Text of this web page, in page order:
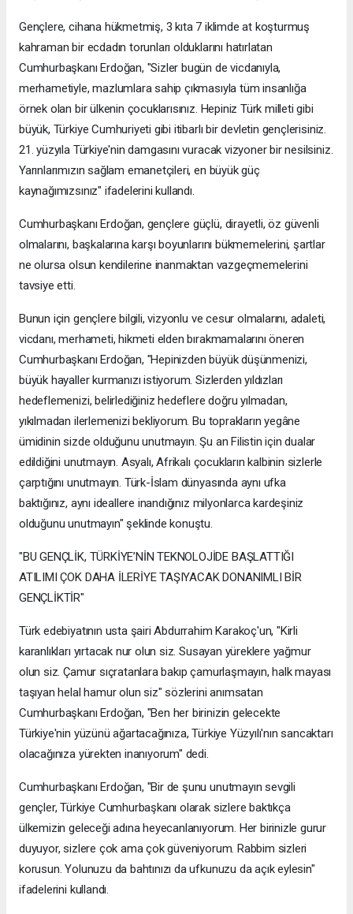
Gençlere, cihana hükmetmiş, 3 kıta 7 iklimde at koşturmuş
kahraman bir ecdadın torunları olduklarını hatırlatan
Cumhurbaşkanı Erdoğan, "Sizler bugün de vicdanıyla,
merhametiyle, mazlumlara sahip çıkmasıyla tüm insanlığa
örnek olan bir ülkenin çocuklarısınız. Hepiniz Türk milleti gibi
büyük, Türkiye Cumhuriyeti gibi itibarlı bir devletin gençlerisiniz.
21. yüzyıla Türkiye'nin damgasını vuracak vizyoner bir nesilsiniz.
Yarınlarımızın sağlam emanetçileri, en büyük güç
kaynağımızsınız" ifadelerini kullandı.
Cumhurbaşkanı Erdoğan, gençlere güçlü, dirayetli, öz güvenli
olmalarını, başkalarına karşı boyunlarını bükmemelerini, şartlar
ne olursa olsun kendilerine inanmaktan vazgeçmemelerini
tavsiye etti.
Bunun için gençlere bilgili, vizyonlu ve cesur olmalarını, adaleti,
vicdanı, merhameti, hikmeti elden bırakmamalarını öneren
Cumhurbaşkanı Erdoğan, "Hepinizden büyük düşünmenizi,
büyük hayaller kurmanızı istiyorum. Sizlerden yıldızları
hedeflemenizi, belirlediğiniz hedeflere doğru yılmadan,
yıkılmadan ilerlemenizi bekliyorum. Bu toprakların yegâne
ümidinin sizde olduğunu unutmayın. Şu an Filistin için dualar
edildiğini unutmayın. Asyalı, Afrikalı çocukların kalbinin sizlerle
çarptığını unutmayın. Türk-İslam dünyasında aynı ufka
baktığınız, aynı ideallere inandığınız milyonlarca kardeşiniz
olduğunu unutmayın" şeklinde konuştu.
"BU GENÇLİK, TÜRKİYE’NİN TEKNOLOJİDE BAŞLATTIĞI
ATILIMI ÇOK DAHA İLERİYE TAŞIYACAK DONANIMLI BİR
GENÇLİKTİR"
Türk edebiyatının usta şairi Abdurrahim Karakoç'un, "Kirli
karanlıkları yırtacak nur olun siz. Susayan yüreklere yağmur
olun siz. Çamur sıçratanlara bakıp çamurlaşmayın, halk mayası
taşıyan helal hamur olun siz" sözlerini anımsatan
Cumhurbaşkanı Erdoğan, "Ben her birinizin gelecekte
Türkiye'nin yüzünü ağartacağınıza, Türkiye Yüzyılı'nın sancaktarı
olacağınıza yürekten inanıyorum" dedi.
Cumhurbaşkanı Erdoğan, "Bir de şunu unutmayın sevgili
gençler, Türkiye Cumhurbaşkanı olarak sizlere baktıkça
ülkemizin geleceği adına heyecanlanıyorum. Her birinizle gurur
duyuyor, sizlere çok ama çok güveniyorum. Rabbim sizleri
korusun. Yolunuzu da bahtınızı da ufkunuzu da açık eylesin"
ifadelerini kullandı.